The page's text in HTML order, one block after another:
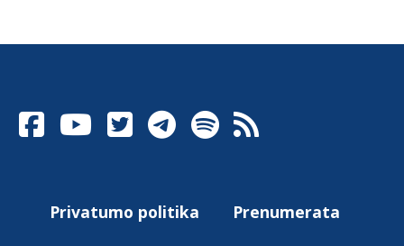
Privatumo politika Prenumerata